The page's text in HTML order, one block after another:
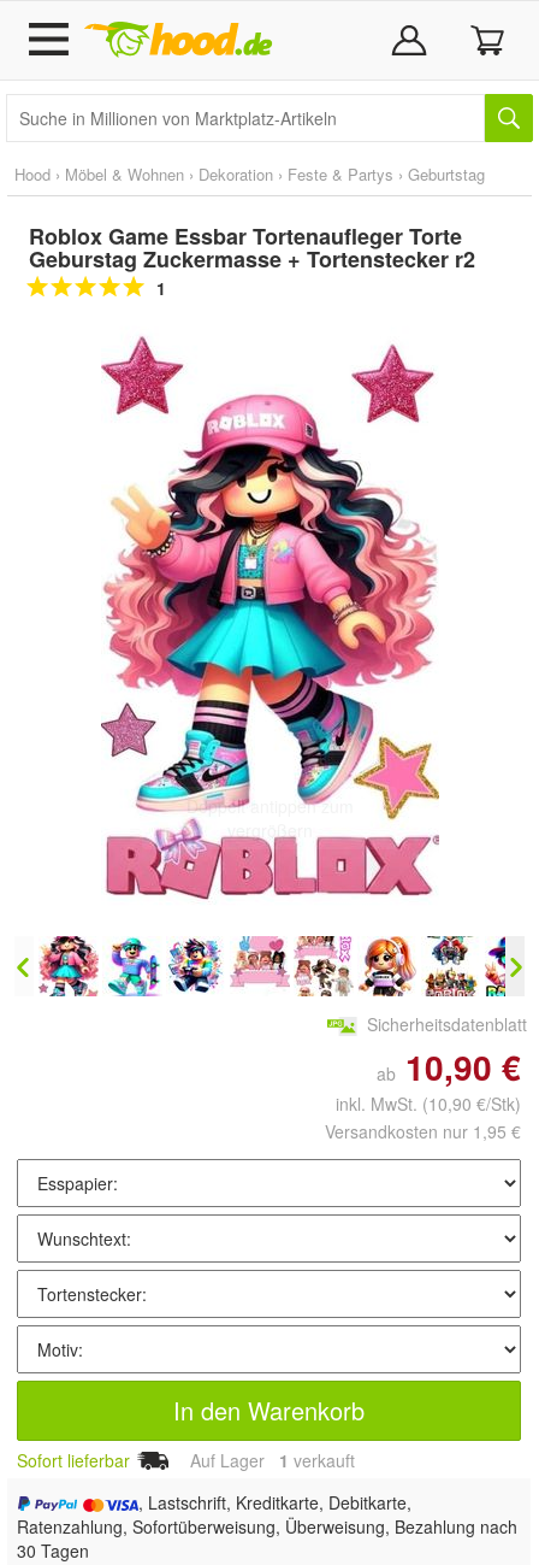
Hood › Möbel & Wohnen › Dekoration › Feste & Partys › Geburtstag
Roblox Game Essbar Tortenaufleger Torte
Geburstag Zuckermasse + Tortenstecker r2
1
Doppelt antippen zum
vergrößern
Sicherheitsdatenblatt
ab 10,90 €
inkl. MwSt. (10,90 €/Stk)
Versandkosten nur 1,95 €
In den Warenkorb
Sofort lieferbar Auf Lager 1 verkauft
, Lastschrift, Kreditkarte, Debitkarte,
Ratenzahlung, Sofortüberweisung, Überweisung, Bezahlung nach
30 Tagen